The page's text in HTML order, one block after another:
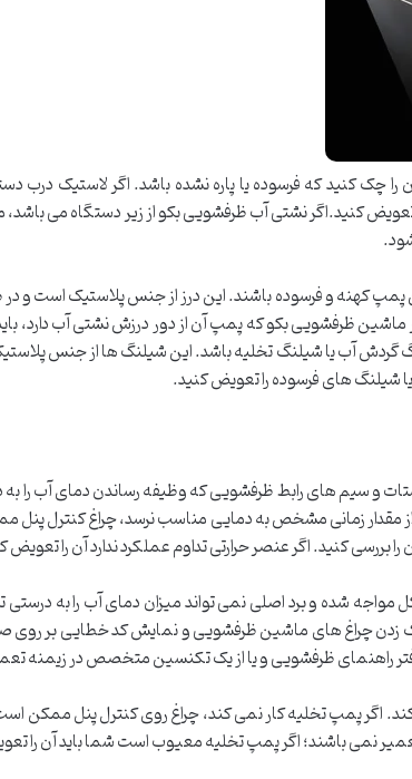
چک کنید که فرسوده یا پاره نشده باشد. اگر لاستیک درب
کنید.اگر نشتی آب ظرفشویی بکو از زیر دستگاه می
کهنه و فرسوده باشند. این درز از جنس پلاستیک است و در
ظرفشویی بکو که پمپ آن از دور درزش نشتی آب دارد، باید
آب یا شیلنگ تخلیه باشد. این شیلنگ ها از جنس
شیلنگ های فرسوده را تعویض کنید.
و سیم های رابط ظرفشویی که وظیفه رساندن دمای آب را
مقدار زمانی مشخص به دمایی مناسب نرسد، چراغ کنترل
بررسی کنید. اگر عنصر حرارتی تداوم عملکرد ندارد آن را تعویض
مواجه شده و برد اصلی نمی تواند میزان دمای آب را به
زدن چراغ های ماشین ظرفشویی و نمایش کد خطایی بر
دفتر راهنمای ظرفشویی و یا از یک تکنسین متخصص در زیمنه
کند. اگر پمپ تخلیه کار نمی کند، چراغ روی کنترل پنل
نمی باشند؛ اگر پمپ تخلیه معیوب است شما باید آن را